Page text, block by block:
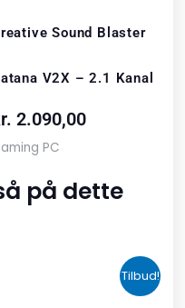
Sound Blaster
V2X – 2.1 Kanal
2.090,00
PC
på dette
Tilbud!
oprindelige
aktuelle